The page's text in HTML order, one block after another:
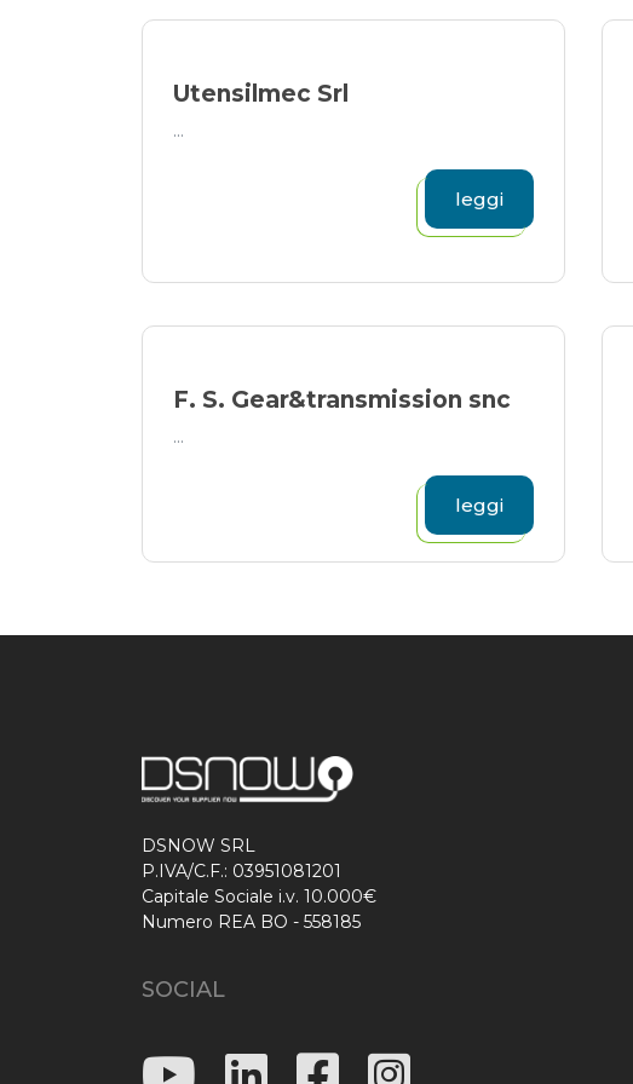
Utensilmec Srl
...
leggi
F. S. Gear&transmission snc
...
leggi
DSNOW SRL
P.IVA/C.F.: 03951081201
Capitale Sociale i.v. 10.000€
Numero REA BO - 558185
SOCIAL